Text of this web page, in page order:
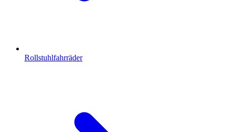
Rollstuhlfahrräder